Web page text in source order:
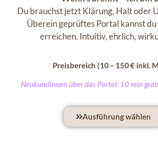
Du brauchst jetzt Klärung, Halt oder
Überein geprüftes Portal kannst
erreichen. Intuitiv, ehrlich,
Preisbereich (10 – 150 € inkl.
Neukundinnen über das Portal: 10 min
Ausführung wählen